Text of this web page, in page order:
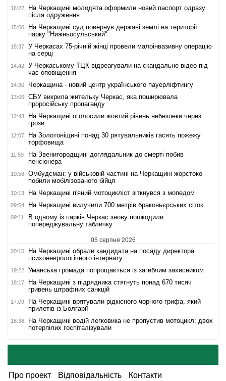
16:22
На Черкащині молодята оформили новий паспорт одразу
після одруження
15:50
На Черкащині суд повернув державі землі на території
парку "Нижньосульський"
15:37
У Черкасах 75-річній жінці провели малоінвазивну операцію
на серці
14:42
У Черкаському ТЦК відреагували на скандальне відео під
час оповіщення
14:30 Черкащина - новий центр українського пауерліфтингу
13:06
СБУ викрила жительку Черкас, яка поширювала
проросійську пропаганду
12:43
На Черкащині оголосили жовтий рівень небезпеки через
грози
12:07
На Золотоніщині понад 30 рятувальників гасять пожежу
торфовища
11:59
На Звенигородщині доглядальник до смерті побив
пенсіонера
10:58
Омбудсман: у військовій частині на Черкащині жорстоко
побили мобілізованого бійця
10:13 На Черкащині п'яний мотоцикліст зіткнувся з мопедом
09:54 На Черкащині вилучили 700 метрів браконьєрських сіток
09:11
В одному із парків Черкас знову пошкодили
попереджувальну табличку
05 серпня 2026
20:15
На Черкащині обрали кандидата на посаду директора
психоневрологічного інтернату
19:22 Уманська громада попрощається із загиблим захисником
18:17
На Черкащині з підрядника стягнуть понад 670 тисяч
гривень штрафних санкцій
17:09
На Черкащині врятували рідкісного чорного грифа, який
прилетів із Болгарії
16:38
На Черкащині водій легковика не пропустив мотоцикл: двох
потерпілих госпіталізували
Про проект Відповідальність Контакти